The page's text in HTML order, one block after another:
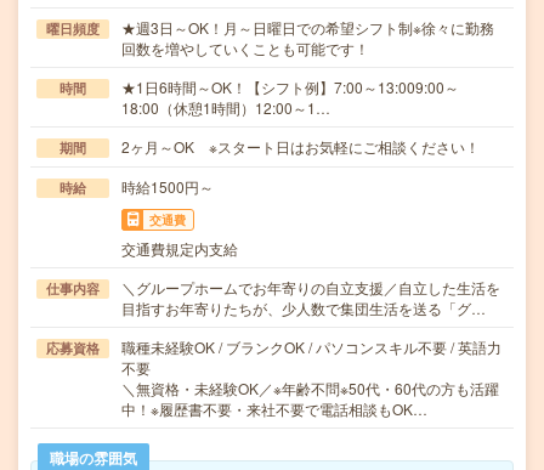
曜日頻度
★週3日～OK！月～日曜日での希望シフト制※徐々に勤務
回数を増やしていくことも可能です！
時間
★1日6時間～OK！【シフト例】7:00～13:009:00～
18:00（休憩1時間）12:00～1…
期間 2ヶ月～OK ※スタート日はお気軽にご相談ください！
時給 時給1500円～
交通費
交通費規定内支給
仕事内容
＼グループホームでお年寄りの自立支援／自立した生活を
目指すお年寄りたちが、少人数で集団生活を送る「グ…
応募資格
職種未経験OK / ブランクOK / パソコンスキル不要 / 英語力
不要
＼無資格・未経験OK／※年齢不問※50代・60代の方も活躍
中！※履歴書不要・来社不要で電話相談もOK…
職場の雰囲気